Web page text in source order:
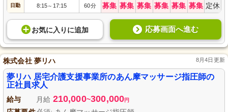
日勤 8:15～ 17:15 60分 募集 募集 募集 募集 募集 募集 定休
お気に入り に追加 応募画面へ進む
株式会社 夢リハ 8月4日更新
夢リハ 居宅介護支援事業所のあん摩マッサージ指圧師の
正社員求人
給与 月給 210,000~300,000円